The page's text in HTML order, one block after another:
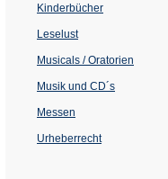
Kinderbücher
Leselust
Musicals / Oratorien
Musik und CD´s
Messen
Urheberrecht